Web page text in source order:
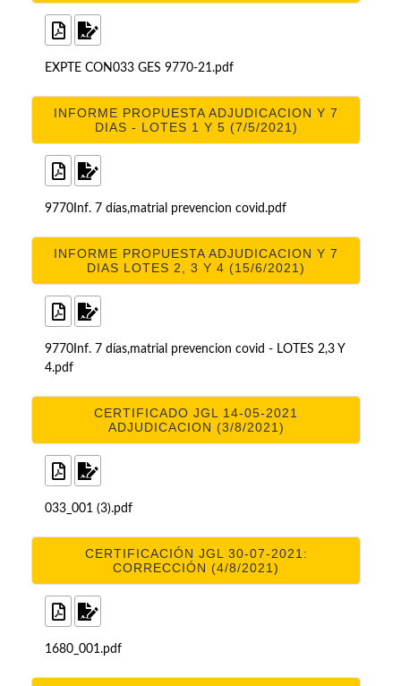
EXPTE CON033 GES 9770-21.pdf
INFORME PROPUESTA ADJUDICACION Y 7
DIAS - LOTES 1 Y 5 (7/5/2021)
9770Inf. 7 días,matrial prevencion covid.pdf
INFORME PROPUESTA ADJUDICACION Y 7
DIAS LOTES 2, 3 Y 4 (15/6/2021)
9770Inf. 7 días,matrial prevencion covid - LOTES 2,3 Y
4.pdf
CERTIFICADO JGL 14-05-2021
ADJUDICACION (3/8/2021)
033_001 (3).pdf
CERTIFICACIÓN JGL 30-07-2021:
CORRECCIÓN (4/8/2021)
1680_001.pdf